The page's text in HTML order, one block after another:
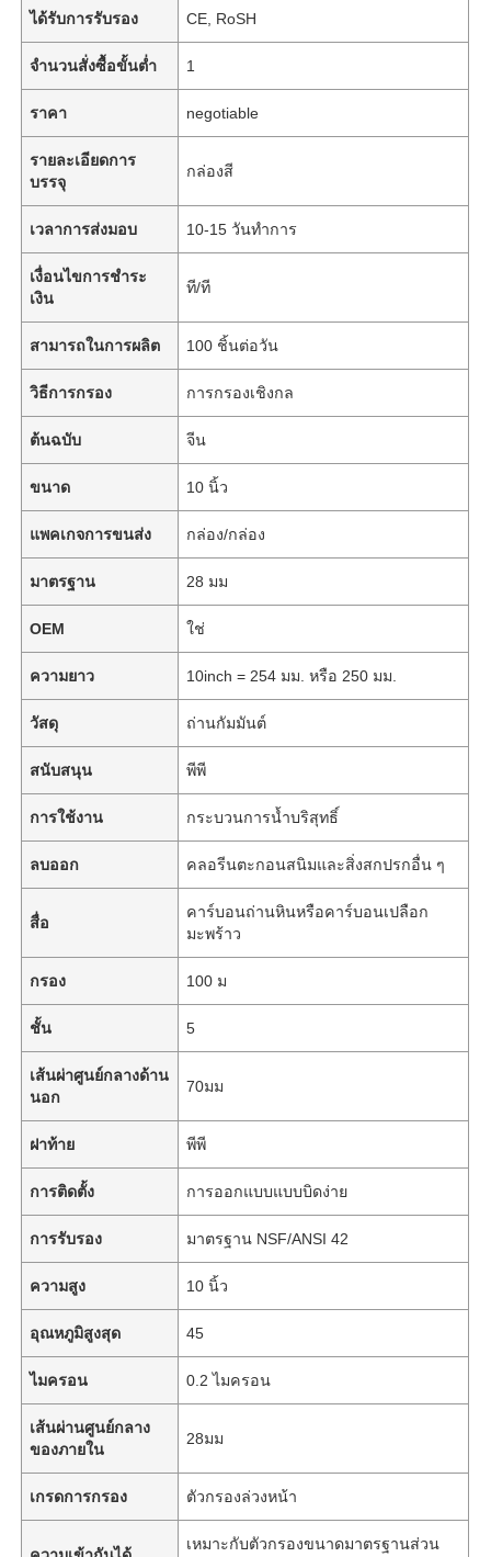
วิดีโอ
ได้รับการรับรอง CE, RoSH
จำนวนสั่งซื้อขั้นต่ำ 1
ราคา negotiable
รายละเอียดการ
บรรจุ
กล่องสี
เวลาการส่งมอบ 10-15 วันทำการ
เงื่อนไขการชำระ
เงิน
ที/ที
สามารถในการผลิต 100 ชิ้นต่อวัน
วิธีการกรอง การกรองเชิงกล
ต้นฉบับ จีน
ขนาด 10 นิ้ว
แพคเกจการขนส่ง กล่อง/กล่อง
มาตรฐาน 28 มม
OEM ใช่
ความยาว 10inch = 254 มม. หรือ 250 มม.
วัสดุ ถ่านกัมมันต์
สนับสนุน พีพี
การใช้งาน กระบวนการน้ำบริสุทธิ์
ลบออก คลอรีนตะกอนสนิมและสิ่งสกปรกอื่น ๆ
สื่อ
คาร์บอนถ่านหินหรือคาร์บอนเปลือก
มะพร้าว
กรอง 100 ม
ชั้น 5
เส้นผ่าศูนย์กลางด้าน
นอก
70มม
ฝาท้าย พีพี
การติดตั้ง การออกแบบแบบบิดง่าย
การรับรอง มาตรฐาน NSF/ANSI 42
ความสูง 10 นิ้ว
อุณหภูมิสูงสุด 45
ไมครอน 0.2 ไมครอน
เส้นผ่านศูนย์กลาง
ของภายใน
28มม
เกรดการกรอง ตัวกรองล่วงหน้า
เหมาะกับตัวกรองขนาดมาตรฐานส่วน